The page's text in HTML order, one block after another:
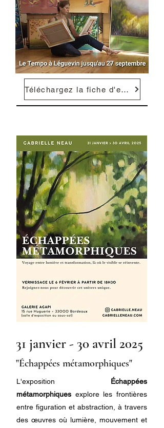
Téléchargez la fiche d'exposition
31 janvier - 30 avril 2025
"Échappées métamorphiques"
L'exposition Échappées
métamorphiques explore les frontières
entre figuration et abstraction, à travers
des œuvres où lumière, mouvement et